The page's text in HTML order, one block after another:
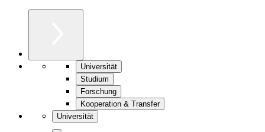
Universität
Studium
Forschung
Kooperation & Transfer
Universität